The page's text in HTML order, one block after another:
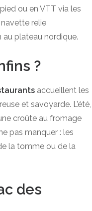
ou en VTT via les
navette relie
plateau nordique.
?
accueillent les
et savoyarde. L’été,
croûte au fromage
pas manquer : les
la tomme ou de la
des